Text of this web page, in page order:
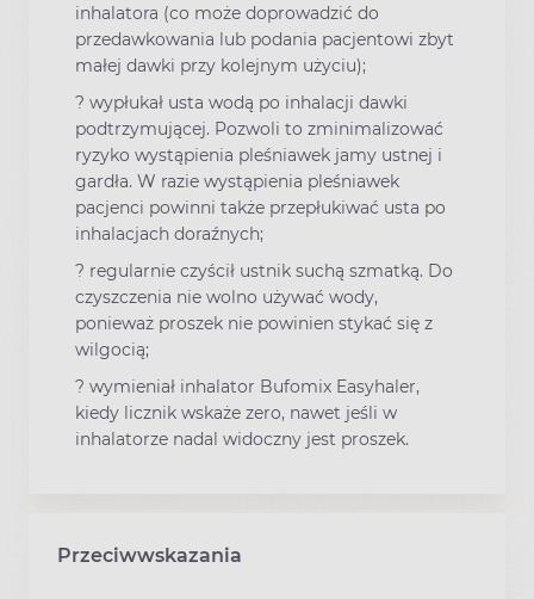
inhalatora (co może doprowadzić do
przedawkowania lub podania pacjentowi zbyt
małej dawki przy kolejnym użyciu);
? wypłukał usta wodą po inhalacji dawki
podtrzymującej. Pozwoli to zminimalizować
ryzyko wystąpienia pleśniawek jamy ustnej i
gardła. W razie wystąpienia pleśniawek
pacjenci powinni także przepłukiwać usta po
inhalacjach doraźnych;
? regularnie czyścił ustnik suchą szmatką. Do
czyszczenia nie wolno używać wody,
ponieważ proszek nie powinien stykać się z
wilgocią;
? wymieniał inhalator Bufomix Easyhaler,
kiedy licznik wskaże zero, nawet jeśli w
inhalatorze nadal widoczny jest proszek.
Przeciwwskazania